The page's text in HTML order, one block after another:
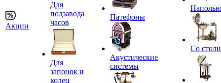
Акции
Для
подзавода
часов
Для
запонок и
колец
Патефоны
Акустические
системы
Со